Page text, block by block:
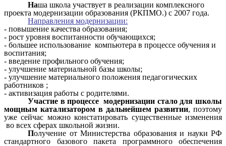
Наша школа участвует в реализации комплексного
проекта модернизации образования (РКПМО.) с 2007 года.
Направления модернизации:
- повышение качества образования;
- рост уровня воспитанности обучающихся;
- большее использование компьютера в процессе обучения и
воспитания;
- введение профильного обучения;
- улучшение материальной базы школы;
- улучшение материального положения педагогических
работников ;
- активизация работы с родителями.
Участие в процессе модернизации стало для школы
мощным катализатором в дальнейшем развитии, поэтому
уже сейчас можно констатировать существенные изменения
во всех сферах школьной жизни.
Получение от Министерства образования и науки РФ
стандартного базового пакета программного обеспечения